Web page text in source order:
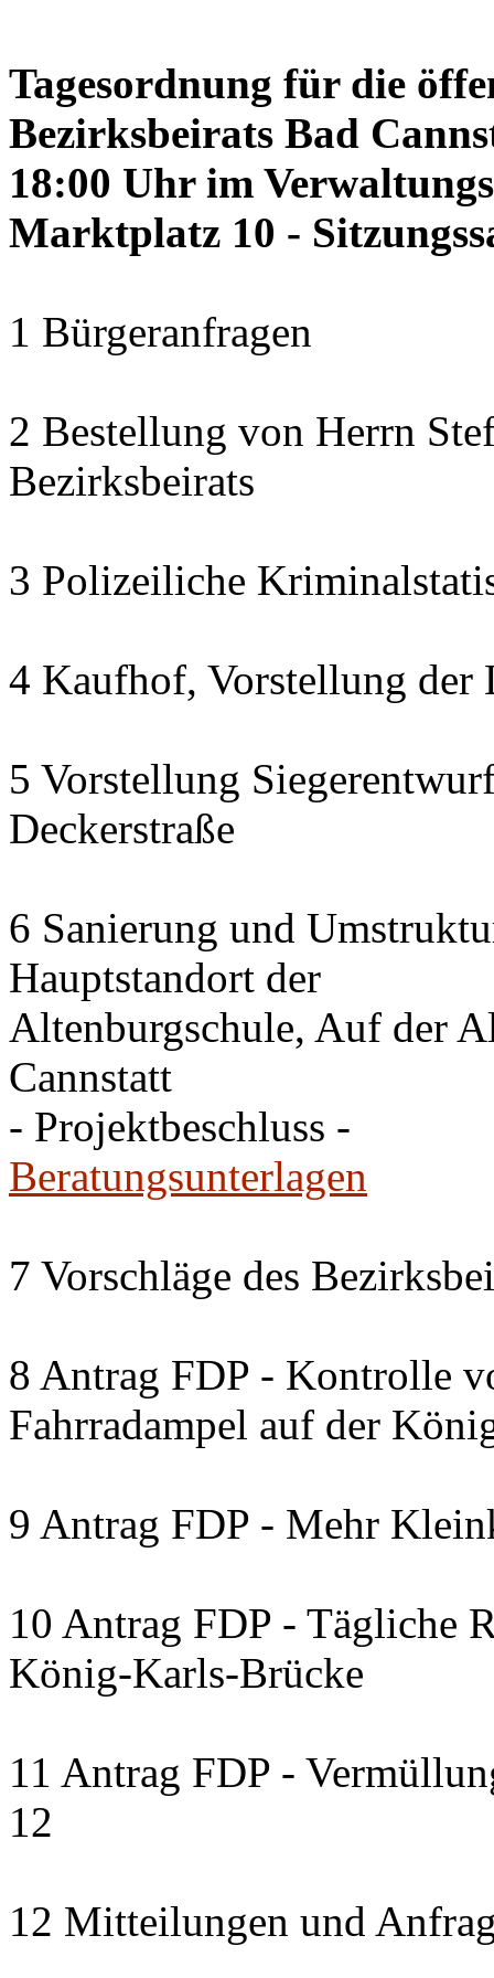
Tagesordnung für die
Bezirksbeirats Bad
18:00 Uhr im
Marktplatz 10 -
1 Bürgeranfragen
2 Bestellung von Herrn
Bezirksbeirats
3 Polizeiliche
4 Kaufhof, Vorstellung
5 Vorstellung
Deckerstraße
6 Sanierung und
Hauptstandort der
Altenburgschule, Auf der
Cannstatt
- Projektbeschluss -
Beratungsunterlagen
7 Vorschläge des
8 Antrag FDP - Kontrolle
Fahrradampel auf der
9 Antrag FDP - Mehr
10 Antrag FDP - Tägliche
König-Karls-Brücke
11 Antrag FDP -
12
12 Mitteilungen und